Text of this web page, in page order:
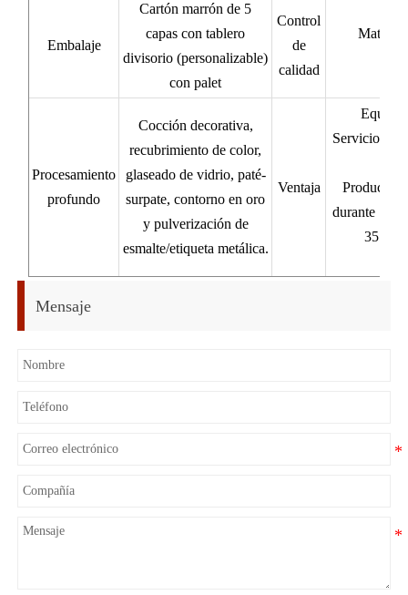
Embalaje
Cartón marrón de 5
capas con tablero
divisorio (personalizable)
con palet
Control
de
calidad
Procesamiento
profundo
Cocción decorativa,
recubrimiento de color,
glaseado de vidrio, paté-
surpate, contorno en oro
y pulverización de
esmalte/etiqueta metálica.
Ventaja
Equipo
Servicio
Producto
durante 1
35
Mensaje